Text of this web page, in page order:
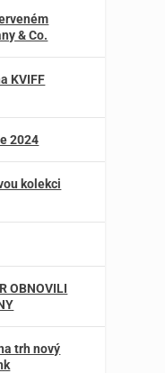
& Co.
KVIFF
2024
kolekci
OBNOVILI
trh nový